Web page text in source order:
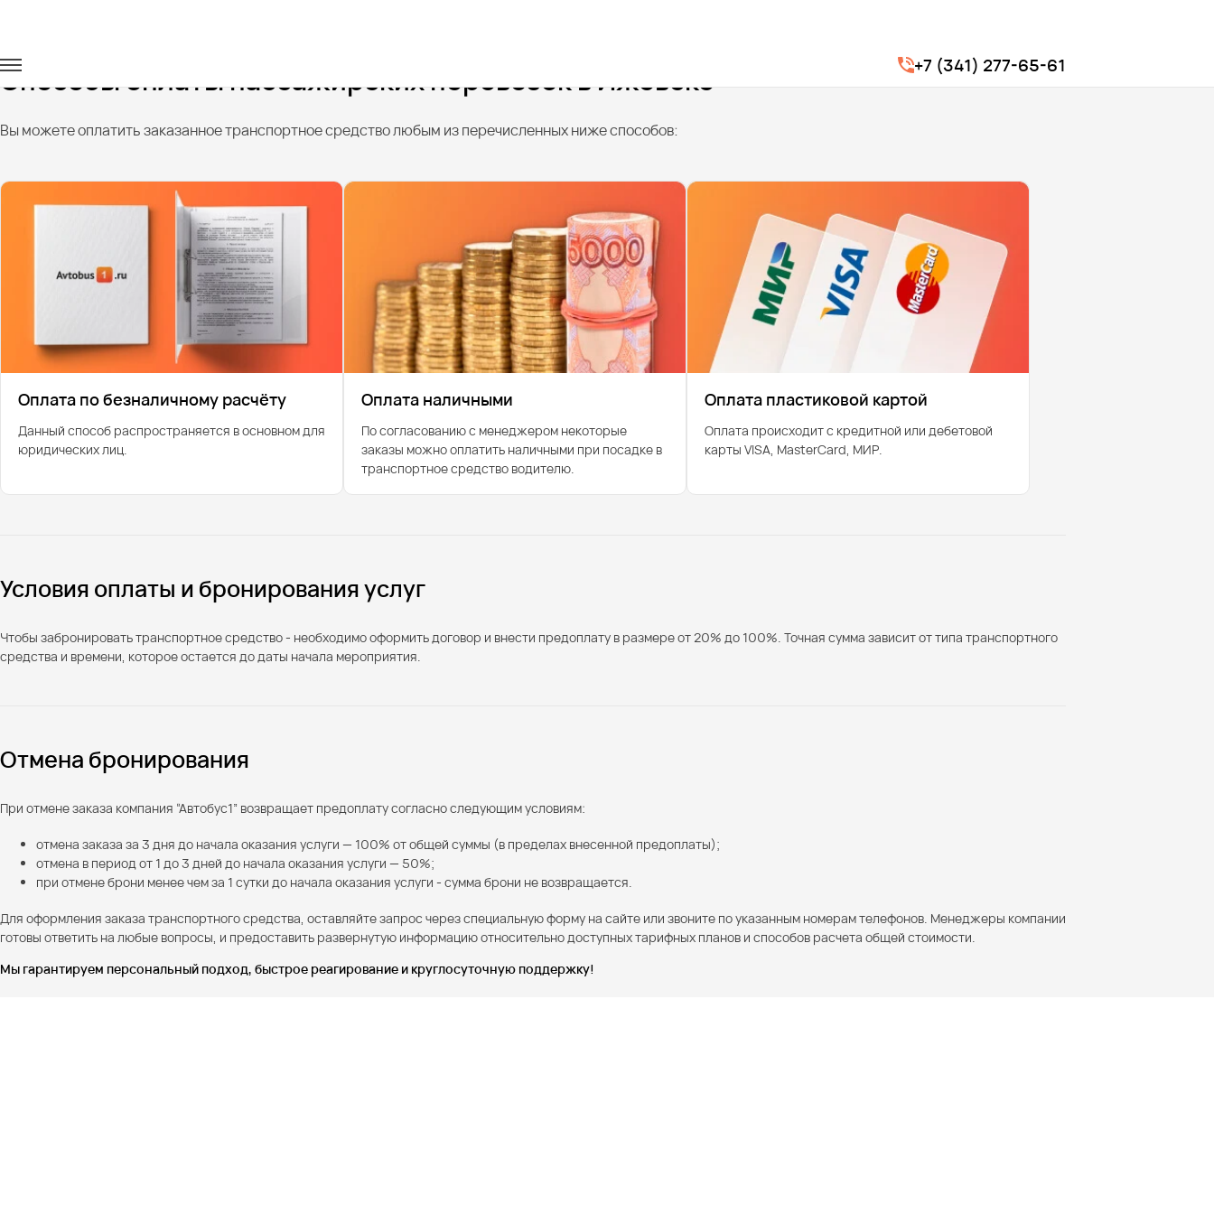
+7 (341) 277-65-61
Способы оплаты пассажирских перевозок в Ижевске
Вы можете оплатить заказанное транспортное средство любым из перечисленных ниже способов:
Оплата по безналичному расчёту
Данный способ распространяется в основном для
юридических лиц.
Оплата наличными
По согласованию с менеджером некоторые
заказы можно оплатить наличными при посадке в
транспортное средство водителю.
Оплата пластиковой картой
Оплата происходит с кредитной или дебетовой
карты VISA, MasterCard, МИР.
Условия оплаты и бронирования услуг
Чтобы забронировать транспортное средство - необходимо оформить договор и внести предоплату в размере от 20% до 100%. Точная сумма зависит от типа транспортного
средства и времени, которое остается до даты начала мероприятия.
Отмена бронирования
При отмене заказа компания “Автобус1” возвращает предоплату согласно следующим условиям:
отмена заказа за 3 дня до начала оказания услуги — 100% от общей суммы (в пределах внесенной предоплаты);
отмена в период от 1 до 3 дней до начала оказания услуги — 50%;
при отмене брони менее чем за 1 сутки до начала оказания услуги - сумма брони не возвращается.
Для оформления заказа транспортного средства, оставляйте запрос через специальную форму на сайте или звоните по указанным номерам телефонов. Менеджеры компании
готовы ответить на любые вопросы, и предоставить развернутую информацию относительно доступных тарифных планов и способов расчета общей стоимости.
Мы гарантируем персональный подход, быстрое реагирование и круглосуточную поддержку!